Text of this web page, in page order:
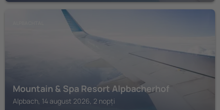
Mountain & Spa Resort Alpbacherhof
Alpbach, 14 august 2026, 2 nopți